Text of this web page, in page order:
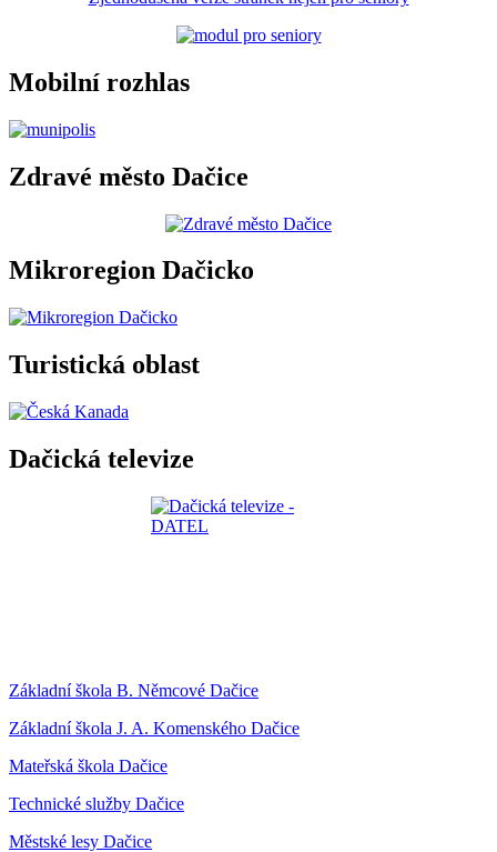
Mobilní rozhlas
Zdravé město Dačice
Mikroregion Dačicko
Turistická oblast
Dačická televize
Základní škola B. Němcové Dačice
Základní škola J. A. Komenského Dačice
Mateřská škola Dačice
Technické služby Dačice
Městské lesy Dačice